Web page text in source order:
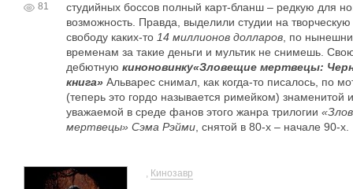
81
студийных боссов полный карт-бланш – редкую для
возможность. Правда, выделили студии на творческую
свободу каких-то 14 миллионов долларов, по
временам за такие деньги и мультик не снимешь.
дебютную киноновинку«Зловещие мертвецы:
книга»Альварес снимал, как когда-то писалось, по
(теперь это гордо называется римейком) знаменитой и
уважаемой в среде фанов этого жанра трилогии
мертвецы» Сэма Рэйми, снятой в 80-х – начале 90-
, Кинозавр